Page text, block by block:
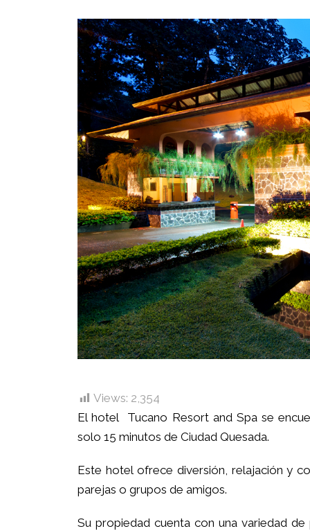
Views: 2,354
El hotel Tucano Resort and Spa se
solo 15 minutos de Ciudad Quesada.
Este hotel ofrece diversión, relajación y
parejas o grupos de amigos.
Su propiedad cuenta con una variedad